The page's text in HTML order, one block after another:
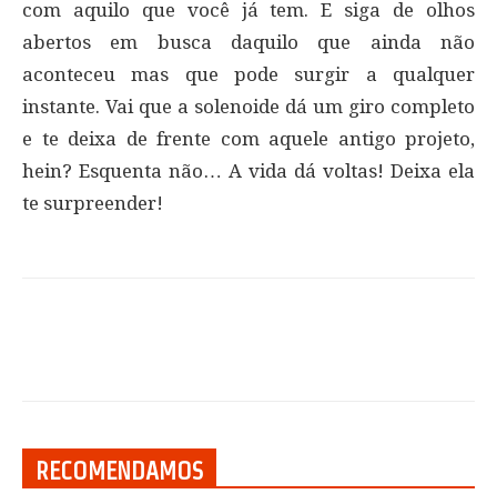
com aquilo que você já tem. E siga de olhos
abertos em busca daquilo que ainda não
aconteceu mas que pode surgir a qualquer
instante. Vai que a solenoide dá um giro completo
e te deixa de frente com aquele antigo projeto,
hein? Esquenta não… A vida dá voltas! Deixa ela
te surpreender!
RECOMENDAMOS